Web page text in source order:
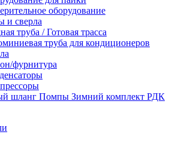
оборудование
и сверла
труба / Готовая трасса
труба для кондиционеров
фурнитура
шланг Помпы Зимний комплект РДК